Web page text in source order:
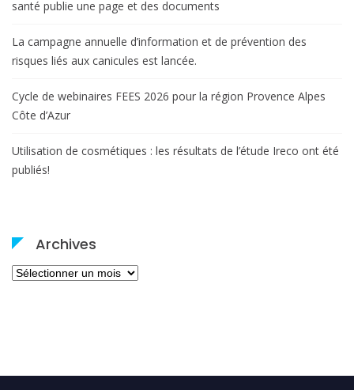
santé publie une page et des documents
La campagne annuelle d’information et de prévention des
risques liés aux canicules est lancée.
Cycle de webinaires FEES 2026 pour la région Provence Alpes
Côte d’Azur
Utilisation de cosmétiques : les résultats de l’étude Ireco ont été
publiés!
Archives
Archives